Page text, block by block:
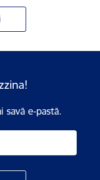
savā e-pastā.